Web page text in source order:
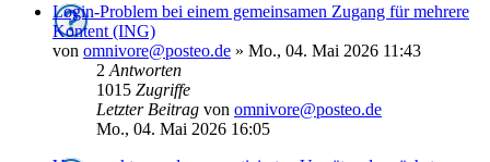
Login-Problem bei einem gemeinsamen Zugang für mehrere
Kontent (ING)
von omnivore@posteo.de » Mo., 04. Mai 2026 11:43
2 Antworten
1015 Zugriffe
Letzter Beitrag von omnivore@posteo.de
Mo., 04. Mai 2026 16:05